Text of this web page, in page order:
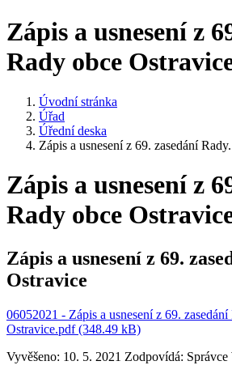
Zápis a usnesení z
Rady obce
Úvodní stránka
Úřad
Úřední deska
Zápis a usnesení z 69. zasedání
Zápis a usnesení z
Rady obce
Zápis a usnesení z 69.
Ostravice
06052021 - Zápis a usnesení z 69.
Ostravice.pdf (348.49 kB)
Vyvěšeno: 10. 5. 2021 Zodpovídá: Správce